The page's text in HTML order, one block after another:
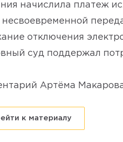
начислила платеж
несвоевременной
отключения
суд поддержал
Артёма
к материалу